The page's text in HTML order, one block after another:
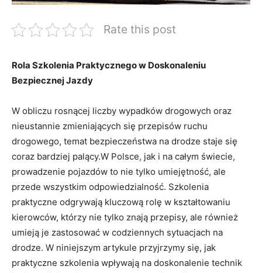
Rate this post
Rola Szkolenia Praktycznego w Doskonaleniu
Bezpiecznej Jazdy
W obliczu rosnącej liczby wypadków drogowych oraz
nieustannie zmieniających się przepisów ruchu
drogowego, temat bezpieczeństwa na drodze staje się
coraz bardziej palący.W Polsce, jak i na całym świecie,
prowadzenie pojazdów to nie tylko umiejętność, ale
przede wszystkim odpowiedzialność. Szkolenia
praktyczne odgrywają kluczową rolę w kształtowaniu
kierowców, którzy nie tylko znają przepisy, ale również
umieją je zastosować w codziennych sytuacjach na
drodze. W niniejszym artykule przyjrzymy się, jak
praktyczne szkolenia wpływają na doskonalenie technik